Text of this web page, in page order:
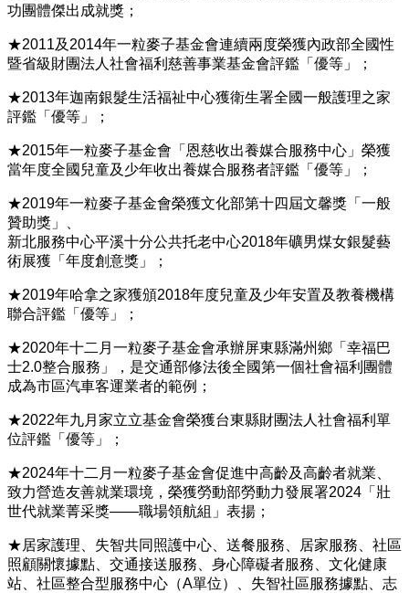
功團體傑出成就獎；
★2011及2014年一粒麥子基金會連續兩度榮獲內政部全國性
暨省級財團法人社會福利慈善事業基金會評鑑「優等」；
★2013年迦南銀髮生活福祉中心獲衛生署全國一般護理之家
評鑑「優等」；
★2015年一粒麥子基金會「恩慈收出養媒合服務中心」榮獲
當年度全國兒童及少年收出養媒合服務者評鑑「優等」；
★2019年一粒麥子基金會榮獲文化部第十四屆文馨獎「一般
贊助獎」、
新北服務中心平溪十分公共托老中心2018年礦男煤女銀髮藝
術展獲「年度創意獎」；
★2019年哈拿之家獲頒2018年度兒童及少年安置及教養機構
聯合評鑑「優等」；
★2020年十二月一粒麥子基金會承辦屏東縣滿州鄉「幸福巴
士2.0整合服務」，是交通部修法後全國第一個社會福利團體
成為市區汽車客運業者的範例；
★2022年九月家立立基金會榮獲台東縣財團法人社會福利單
位評鑑「優等」；
★2024年十二月一粒麥子基金會促進中高齡及高齡者就業、
致力營造友善就業環境，榮獲勞動部勞動力發展署2024「壯
世代就業菁采獎——職場領航組」表揚；
★居家護理、失智共同照護中心、送餐服務、居家服務、社區
照顧關懷據點、交通接送服務、身心障礙者服務、文化健康
站、社區整合型服務中心（A單位）、失智社區服務據點、志